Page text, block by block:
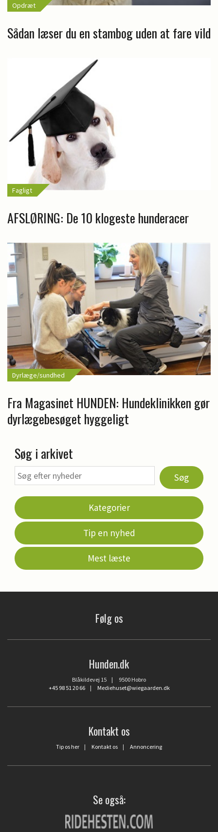
Opdræt
Sådan læser du en stambog uden at fare vild
Fagligt
AFSLØRING: De 10 klogeste hunderacer
Dyrlæge/sundhed
Fra Magasinet HUNDEN: Hundeklinikken gør
dyrlægebesøget hyggeligt
Søg i arkivet
Søg
Kategorier
Tip en nyhed
Mest læste
Følg os
Hunden.dk
Blåkildevej 15 | 9500 Hobro
+45 98 51 20 66| Mediehuset@wiegaarden.dk
Kontakt os
Tip os her | Kontakt os | Annoncering
Se også: